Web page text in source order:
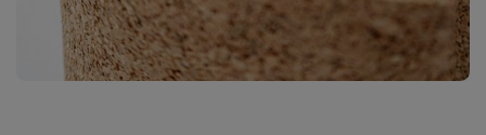
Korek na jachty i na baseny
Tkanina korkowa